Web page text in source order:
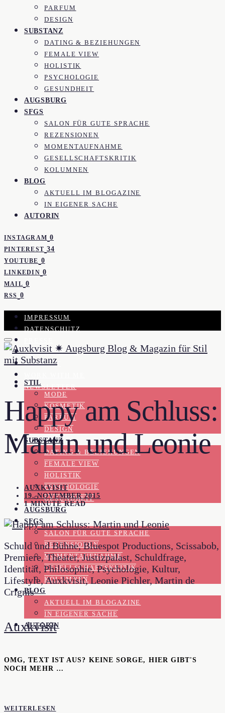
PARFUM
DESIGN
SUBSTANZ
DATING & BEZIEHUNGEN
FEMALE VIEW
HOLISTIK
PSYCHOLOGIE
GESUNDHEIT
AUGSBURG
SFGS
SALON FÜR GUTE SPRACHE
REZENSIONEN
MOMENTAUFNAHME
GESELLSCHAFTSKRITIK
KOLUMNEN
BLOG
AKTUELL IM BLOGAZINE
IN EIGENER SACHE
AUTORIN
INSTAGRAM 0
PINTEREST 34
YOUTUBE 0
LINKEDIN 0
MAIL 0
RSS 0
IMPRESSUM
DATENSCHUTZ
KOOPERATION
KONTAKT
NEWSLETTER
STIL
MODE
KOSMETIK
PARFUM
DESIGN
SUBSTANZ
DATING & BEZIEHUNGEN
FEMALE VIEW
HOLISTIK
PSYCHOLOGIE
GESUNDHEIT
AUGSBURG
SFGS
SALON FÜR GUTE SPRACHE
REZENSIONEN
MOMENTAUFNAHME
GESELLSCHAFTSKRITIK
KOLUMNEN
BLOG
AKTUELL IM BLOGAZINE
IN EIGENER SACHE
AUTORIN
Happy am Schluss:
Martin und Leonie
AUXKVISIT
19. NOVEMBER 2015
1 MINUTE READ
Schuld und Bühne, Bluespot Productions, Scissabob,
Premiere, Theater, Justizpalast, Schuldfrage,
Identität, Philosophie, Psychologie, Kultur,
Lifestyle, Auxkvisit, Leonie Pichler, Martin de
Crignis
Auxkvisit
OMG, TEXT IST AUS? KEINE SORGE, HIER GIBT'S
NOCH MEHR …
WEITERLESEN